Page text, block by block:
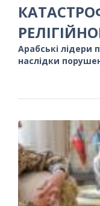
Арабські лідери
наслідки